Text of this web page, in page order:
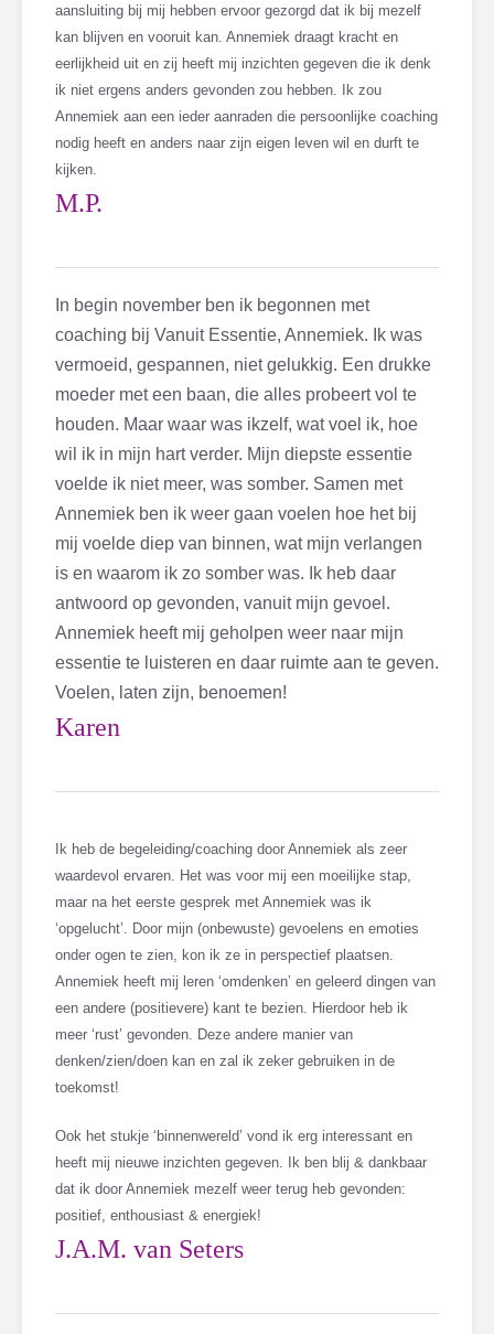
aansluiting bij mij hebben ervoor gezorgd dat ik bij mezelf
kan blijven en vooruit kan. Annemiek draagt kracht en
eerlijkheid uit en zij heeft mij inzichten gegeven die ik denk
ik niet ergens anders gevonden zou hebben. Ik zou
Annemiek aan een ieder aanraden die persoonlijke coaching
nodig heeft en anders naar zijn eigen leven wil en durft te
kijken.
M.P.
In begin november ben ik begonnen met
coaching bij Vanuit Essentie, Annemiek. Ik was
vermoeid, gespannen, niet gelukkig. Een drukke
moeder met een baan, die alles probeert vol te
houden. Maar waar was ikzelf, wat voel ik, hoe
wil ik in mijn hart verder. Mijn diepste essentie
voelde ik niet meer, was somber. Samen met
Annemiek ben ik weer gaan voelen hoe het bij
mij voelde diep van binnen, wat mijn verlangen
is en waarom ik zo somber was. Ik heb daar
antwoord op gevonden, vanuit mijn gevoel.
Annemiek heeft mij geholpen weer naar mijn
essentie te luisteren en daar ruimte aan te geven.
Voelen, laten zijn, benoemen!
Karen
Ik heb de begeleiding/coaching door Annemiek als zeer
waardevol ervaren. Het was voor mij een moeilijke stap,
maar na het eerste gesprek met Annemiek was ik
‘opgelucht’. Door mijn (onbewuste) gevoelens en emoties
onder ogen te zien, kon ik ze in perspectief plaatsen.
Annemiek heeft mij leren ‘omdenken’ en geleerd dingen van
een andere (positievere) kant te bezien. Hierdoor heb ik
meer ‘rust’ gevonden. Deze andere manier van
denken/zien/doen kan en zal ik zeker gebruiken in de
toekomst!
Ook het stukje ‘binnenwereld’ vond ik erg interessant en
heeft mij nieuwe inzichten gegeven. Ik ben blij & dankbaar
dat ik door Annemiek mezelf weer terug heb gevonden:
positief, enthousiast & energiek!
J.A.M. van Seters